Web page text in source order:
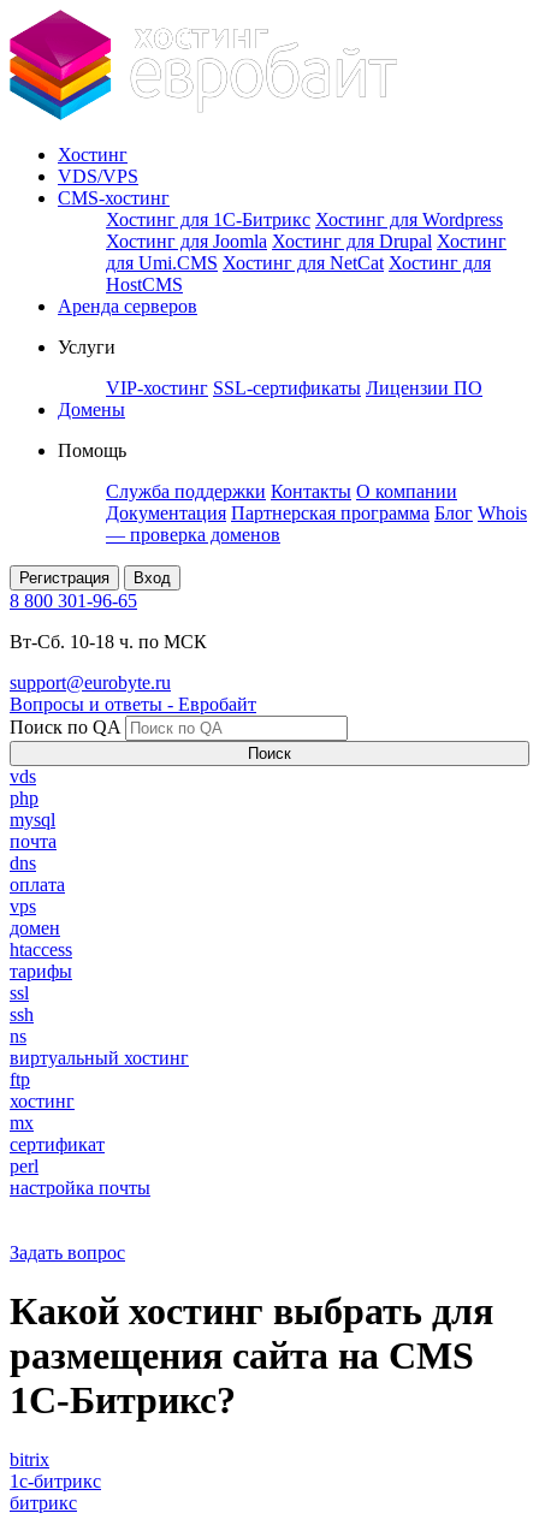
Хостинг
VDS/VPS
CMS-хостинг
Хостинг для 1С-Битрикс Хостинг для Wordpress
Хостинг для Joomla Хостинг для Drupal Хостинг
для Umi.CMS Хостинг для NetCat Хостинг для
HostCMS
Аренда серверов
Услуги
VIP-хостинг SSL-сертификаты Лицензии ПО
Домены
Помощь
Служба поддержки Контакты О компании
Документация Партнерская программа Блог Whois
— проверка доменов
Регистрация Вход
8 800 301-96-65
Вт-Сб. 10-18 ч. по МСК
support@eurobyte.ru
Вопросы и ответы - Евробайт
Поиск по QA
Поиск
vds
php
mysql
почта
dns
оплата
vps
домен
htaccess
тарифы
ssl
ssh
ns
виртуальный хостинг
ftp
хостинг
mx
сертификат
perl
настройка почты
Задать вопрос
Какой хостинг выбрать для
размещения сайта на CMS
1С-Битрикс?
bitrix
1с-битрикс
битрикс